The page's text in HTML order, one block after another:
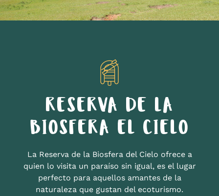
RESERVA DE LA
BIOSFERA EL CIELO
La Reserva de la Biosfera del Cielo ofrece a
quien lo visita un paraíso sin igual, es el lugar
perfecto para aquellos amantes de la
naturaleza que gustan del ecoturismo.